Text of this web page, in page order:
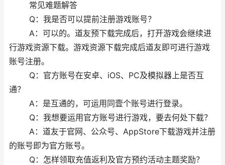
常见难题解答
Q：我是否可以提前注册游戏账号？
A：可以的。道友预下载完成后，打开游戏会继续进
行游戏资源下载。游戏资源下载完成后道友即可进行游戏
账号注册。
Q：官方账号在安卓、iOS、PC及模拟器上是否互
通？
A：是互通的，可运用同壹个账号进行登录。
Q：我想要运用官方账号进行游戏，要去何处下载？
A：道友于官网、公众号、AppStore下载游戏并注册
的账号即为官方账号。
Q：怎样领取充值返利及官方预约活动主题奖励？